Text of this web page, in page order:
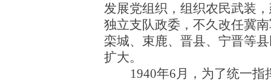
发展党组织，组织农民武装
独立支队政委，不久改任冀
栾城、束鹿、晋县、宁晋等
扩大。
1940年6月，为了统一